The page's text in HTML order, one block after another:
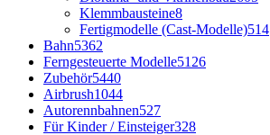
Klemmbausteine8
Fertigmodelle (Cast-Modelle)514
Bahn5362
Ferngesteuerte Modelle5126
Zubehör5440
Airbrush1044
Autorennbahnen527
Für Kinder / Einsteiger328